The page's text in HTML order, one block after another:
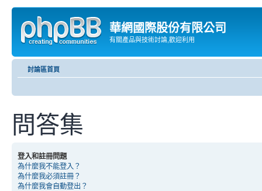
華網國際股份有限公司
有關產品與技術討論,歡迎利用
討論區首頁
問答集
登入和註冊問題
為什麼我不能登入？
為什麼我必須註冊？
為什麼我會自動登出？